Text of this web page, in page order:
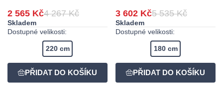
2 565 Kč4 267 Kč
Skladem
Dostupné velikosti:
220 cm
3 602 Kč5 535 Kč
Skladem
Dostupné velikosti:
180 cm